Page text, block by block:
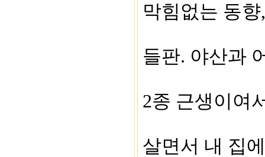
막힘없는 동
들판. 야산과
2종 근생이여
살면서 내 집